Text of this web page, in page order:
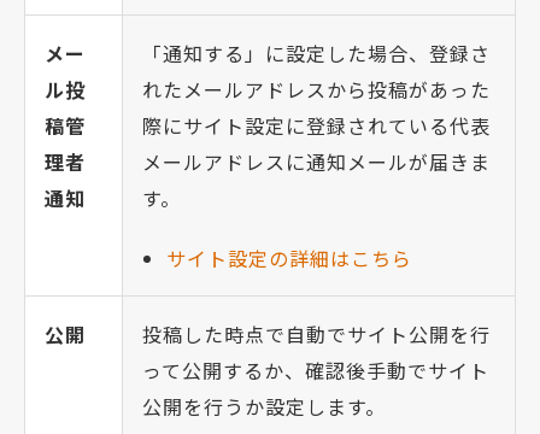
メー
ル投
稿管
理者
通知
「通知する」に設定した場合、登録さ
れたメールアドレスから投稿があった
際にサイト設定に登録されている代表
メールアドレスに通知メールが届きま
す。
サイト設定の詳細はこちら
公開
投稿した時点で自動でサイト公開を行
って公開するか、確認後手動でサイト
公開を行うか設定します。